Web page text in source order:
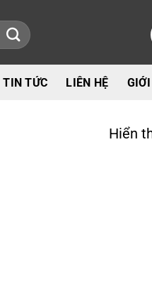
TIN TỨC LIÊN HỆ
Hiển